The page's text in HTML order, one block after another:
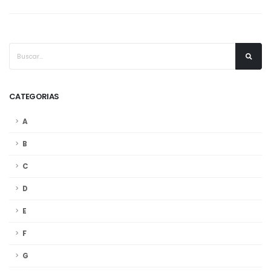
CATEGORIAS
A
B
C
D
E
F
G